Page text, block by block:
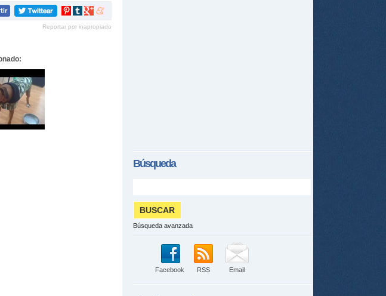
Compartir
Pinterest
Compartir
tumblr
Compartir
Google+
Compartir
meneame
Reportar por inapropiado
Búsqueda
Búsqueda avanzada
Facebook RSS Email